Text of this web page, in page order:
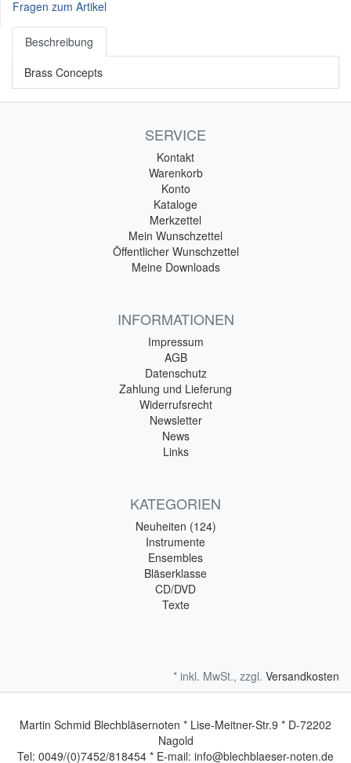
Fragen zum Artikel
Beschreibung
Brass Concepts
SERVICE
Kontakt
Warenkorb
Konto
Kataloge
Merkzettel
Mein Wunschzettel
Öffentlicher Wunschzettel
Meine Downloads
INFORMATIONEN
Impressum
AGB
Datenschutz
Zahlung und Lieferung
Widerrufsrecht
Newsletter
News
Links
KATEGORIEN
Neuheiten (124)
Instrumente
Ensembles
Bläserklasse
CD/DVD
Texte
* inkl. MwSt., zzgl. Versandkosten
Martin Schmid Blechbläsernoten * Lise-Meitner-Str.9 * D-72202
Nagold
Tel: 0049/(0)7452/818454 * E-mail: info@blechblaeser-noten.de